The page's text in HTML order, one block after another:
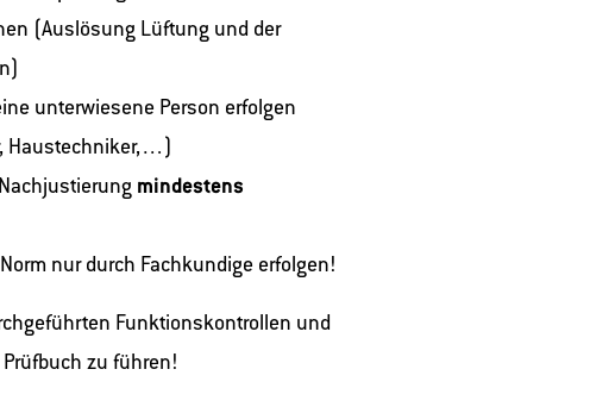
(Auslösung Lüftung und der
unterwiesene Person erfolgen
Haustechniker,…)
mindestens
nur durch Fachkundige erfolgen!
Funktionskontrollen und
zu führen!